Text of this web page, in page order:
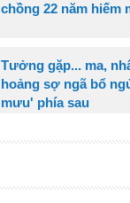
chồng 22 năm hiếm
Tưởng gặp... ma,
hoảng sợ ngã bổ
mưu' phía sau